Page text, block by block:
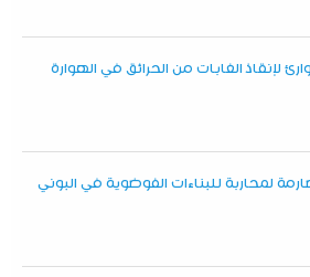
لإنقاذ الغابات من الحرائق في الهوارة
لمحاربة للبناءات الفوضوية في البوني